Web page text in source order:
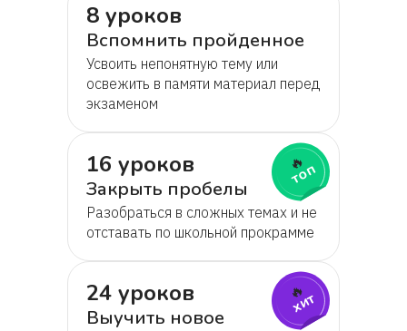
8 уроков
Вспомнить пройденное
Усвоить непонятную тему или
освежить в памяти материал перед
экзаменом
16 уроков
Закрыть пробелы
Разобраться в сложных темах и не
отставать по школьной прокрамме
🔥
топ
24 уроков
Выучить новое
🔥
хит